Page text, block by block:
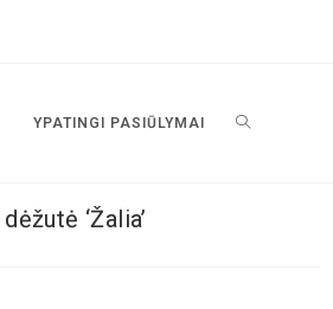
YPATINGI PASIŪLYMAI
‘Žalia’